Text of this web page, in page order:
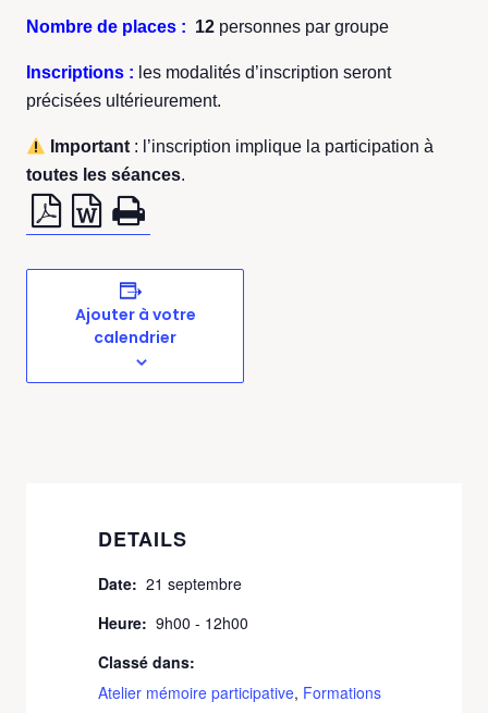
Nombre de places : 12 personnes par groupe
Inscriptions : les modalités d’inscription seront
précisées ultérieurement.
Important : l’inscription implique la participation à
toutes les séances.
Ajouter à votre
calendrier
DETAILS
Date: 21 septembre
Heure: 9h00 - 12h00
Classé dans:
Atelier mémoire participative, Formations